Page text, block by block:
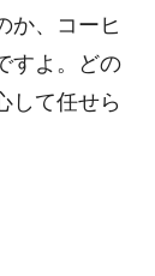
か、コーヒ
すよ。どの
して任せら